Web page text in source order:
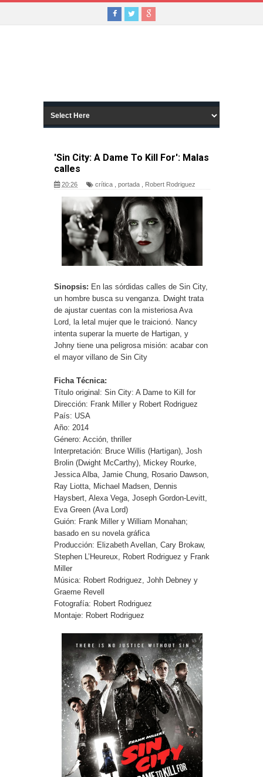
'Sin City: A Dame To Kill For': Malas
calles
20:26 crítica portada Robert Rodriguez
Sinopsis: En las sórdidas calles de Sin City,
un hombre busca su venganza. Dwight trata
de ajustar cuentas con la misteriosa Ava
Lord, la letal mujer que le traicionó. Nancy
intenta superar la muerte de Hartigan, y
Johny tiene una peligrosa misión: acabar con
el mayor villano de Sin City
Ficha Técnica:
Título original: Sin City: A Dame to Kill for
Dirección: Frank Miller y Robert Rodriguez
País: USA
Año: 2014
Género: Acción, thriller
Interpretación: Bruce Willis (Hartigan), Josh
Brolin (Dwight McCarthy), Mickey Rourke,
Jessica Alba, Jamie Chung, Rosario Dawson,
Ray Liotta, Michael Madsen, Dennis
Haysbert, Alexa Vega, Joseph Gordon-Levitt,
Eva Green (Ava Lord)
Guión: Frank Miller y William Monahan;
basado en su novela gráfica
Producción: Elizabeth Avellan, Cary Brokaw,
Stephen L’Heureux, Robert Rodriguez y Frank
Miller
Música: Robert Rodriguez, Johh Debney y
Graeme Revell
Fotografía: Robert Rodriguez
Montaje: Robert Rodriguez